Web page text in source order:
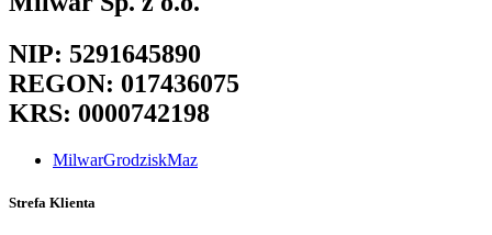
NIP: 5291645890
REGON: 017436075
KRS: 0000742198
MilwarGrodziskMaz
Strefa Klienta